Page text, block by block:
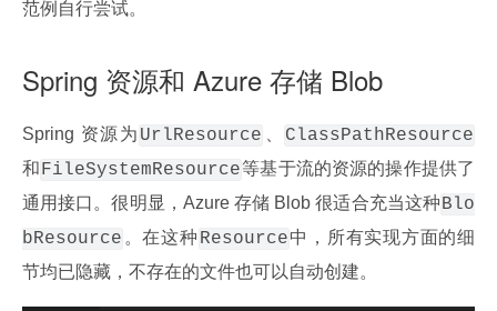
范例自行尝试。
Spring 资源和 Azure 存储 Blob
Spring 资源为 UrlResource ClassPathResource
和FileSystemResource等基于流的资源的操作提供了
通用接口。很明显，Azure 存储 Blob 很适合充当这种Blo
bResource 。在这种 Resource中，所有实现方面的细
节均已隐藏，不存在的文件也可以自动创建。